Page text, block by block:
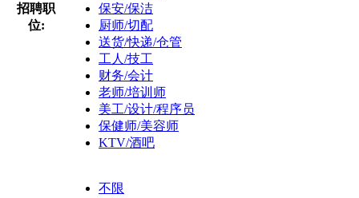
招聘职
位:
保安/保洁
厨师/切配
送货/快递/仓管
工人/技工
财务/会计
老师/培训师
美工/设计/程序员
保健师/美容师
KTV/酒吧
不限